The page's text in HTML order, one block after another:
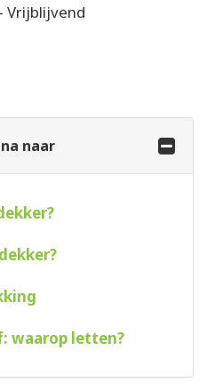
Vrijblijvend
naar
waarop letten?